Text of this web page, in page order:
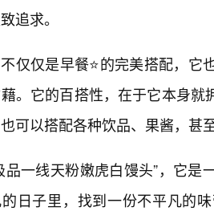
追求。
仅仅是早餐⭐的完美搭配，
。它的百搭性，在于它本身
可以搭配各种饮品、果酱，甚
品一线天粉嫩虎白馒头”，它
日子里，找到一份不平凡的